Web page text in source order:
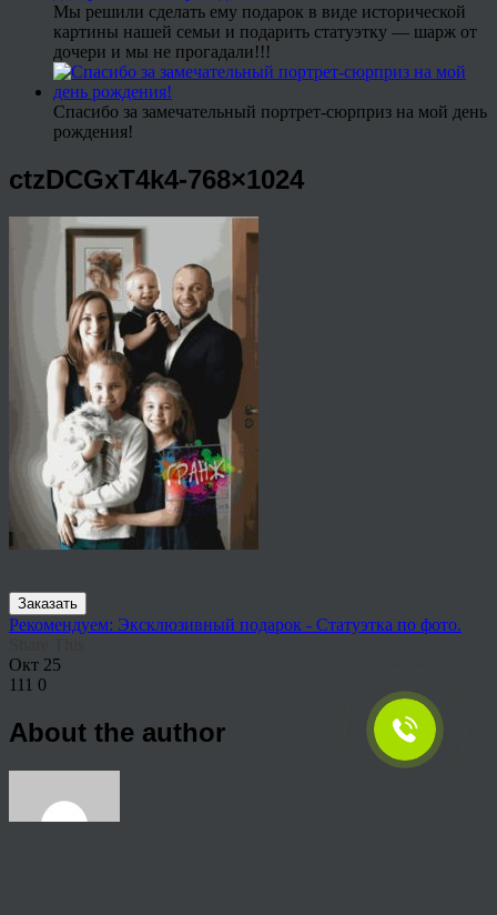
Мы решили сделать ему подарок в виде исторической
картины нашей семьи и подарить статуэтку — шарж от
дочери и мы не прогадали!!!
Спасибо за замечательный портрет-сюрприз на мой день
рождения!
ctzDCGxT4k4-768×1024
Заказать
Рекомендуем: Эксклюзивный подарок - Статуэтка по фото.
Окт 25
111 0
About the author